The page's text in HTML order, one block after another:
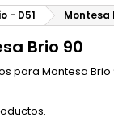
- D51 Montesa
Brio 90
para Montesa Brio